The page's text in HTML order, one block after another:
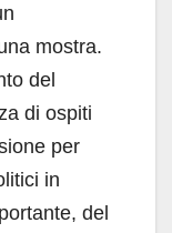
mostra.
del
di ospiti
per
in
del